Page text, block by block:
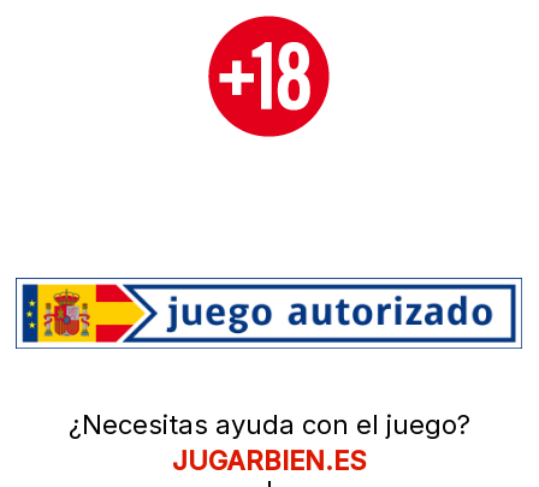
¿Necesitas ayuda con el juego?
JUGARBIEN.ES